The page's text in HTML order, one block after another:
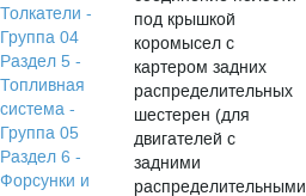
Толкатели -
Группа 04
Раздел 5 -
Топливная
система -
Группа 05
Раздел 6 -
Форсунки и
под крышкой
коромысел с
картером задних
распределительных
шестерен (для
двигателей с
задними
распределительными